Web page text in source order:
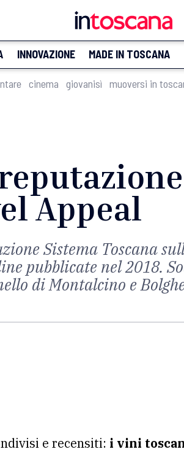
INNOVAZIONE MADE IN TOSCANA
cinema giovanisì muoversi in
Appeal
Sistema Toscana
pubblicate nel 2018.
di Montalcino e
e recensiti: i vini